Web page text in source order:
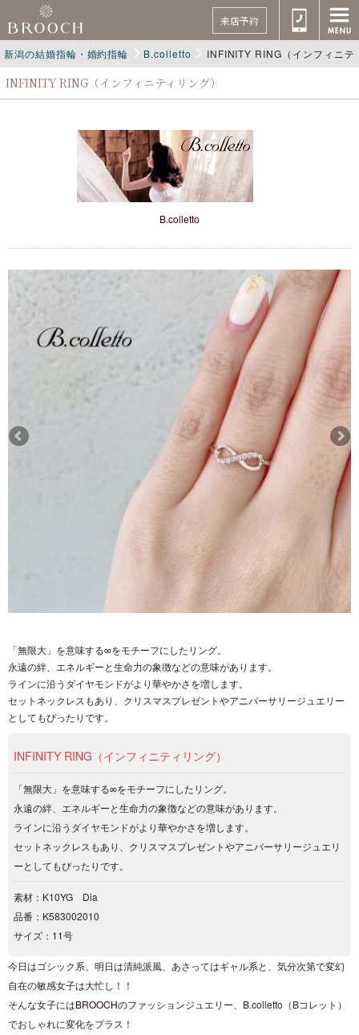
来店予約
新潟の結婚指輪・婚約指輪 B.colletto INFINITY RING（インフィニテ
INFINITY RING（インフィニティリング）
B.colletto
「無限大」を意味する∞をモチーフにしたリング。
永遠の絆、エネルギーと生命力の象徴などの意味があります。
ラインに沿うダイヤモンドがより華やかさを増します。
セットネックレスもあり、クリスマスプレゼントやアニバーサリージュエリー
としてもぴったりです。
INFINITY RING（インフィニティリング）
「無限大」を意味する∞をモチーフにしたリング。
永遠の絆、エネルギーと生命力の象徴などの意味があります。
ラインに沿うダイヤモンドがより華やかさを増します。
セットネックレスもあり、クリスマスプレゼントやアニバーサリージュエリ
ーとしてもぴったりです。
素材：K10YG Dia
品番：K583002010
サイズ：11号
今日はゴシック系、明日は清純派風、あさってはギャル系と、気分次第で変幻
自在の敏感女子は大忙し！！
そんな女子にはBROOCHのファッションジュエリー、B.colletto（Bコレット）
でおしゃれに変化をプラス！